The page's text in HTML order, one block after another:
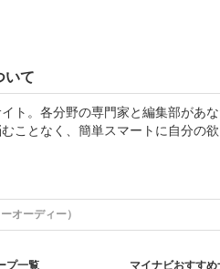
いて
ト。各分野の専門家と編集部があな
ことなく、簡単スマートに自分の欲
オーディー）
プ一覧 マイナビおすす